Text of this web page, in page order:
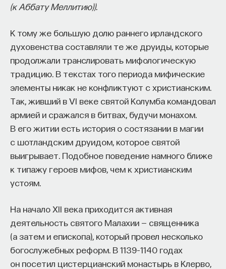
(к Аббату Меллитию)).
К тому же большую долю раннего ирландского
духовенства составляли те же друиды, которые
продолжали транслировать мифологическую
традицию. В текстах того периода мифические
элементы никак не конфликтуют с христианским.
Так, живший в VI веке святой Колумба командовал
армией и сражался в битвах, будучи монахом.
В его житии есть история о состязании в магии
с шотландским друидом, которое святой
выигрывает. Подобное поведение намного ближе
к типажу героев мифов, чем к христианским
устоям.
На начало XII века приходится активная
деятельность святого Малахии — священника
(а затем и епископа), который провел несколько
богослужебных реформ. В 1139–1140 годах
он посетил цистерцианский монастырь в Клерво,